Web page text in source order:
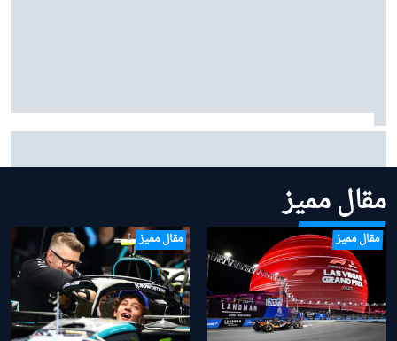
موتو جي بي: فرنانديز يحقق فوزًا كاسحًا ومارتين يعزز
مقال مميز
مقال مميز مقال مميز